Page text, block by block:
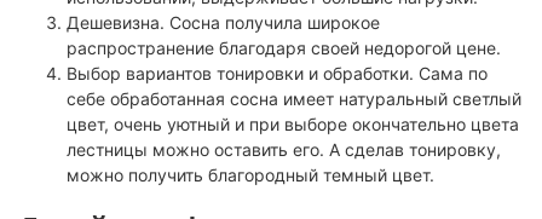
Дешевизна. Сосна получила широкое
распространение благодаря своей недорогой цене.
Выбор вариантов тонировки и обработки. Сама по
себе обработанная сосна имеет натуральный светлый
цвет, очень уютный и при выборе окончательно цвета
лестницы можно оставить его. А сделав тонировку,
можно получить благородный темный цвет.